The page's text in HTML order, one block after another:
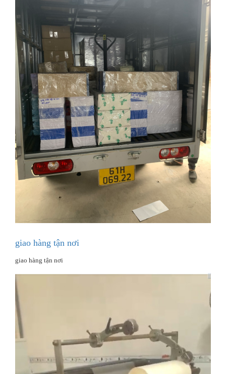
giao hàng tận nơi
giao hàng tận nơi